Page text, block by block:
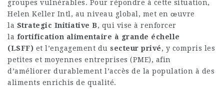
groupes vulnérables. Pour répondre à cette situation,
Helen Keller Intl, au niveau global, met en œuvre
la Strategic Initiative B, qui vise à renforcer
la fortification alimentaire à grande échelle
(LSFF) et l’engagement du secteur privé, y compris les
petites et moyennes entreprises (PME), afin
d’améliorer durablement l’accès de la population à des
aliments enrichis de qualité.